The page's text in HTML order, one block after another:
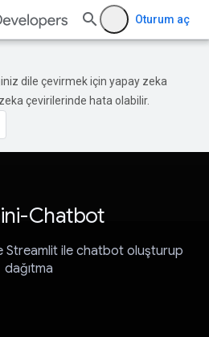
Oturum aç
dile çevirmek için yapay zeka
çevirilerinde hata olabilir.
Chatbot
Streamlit ile chatbot oluşturup
dağıtma